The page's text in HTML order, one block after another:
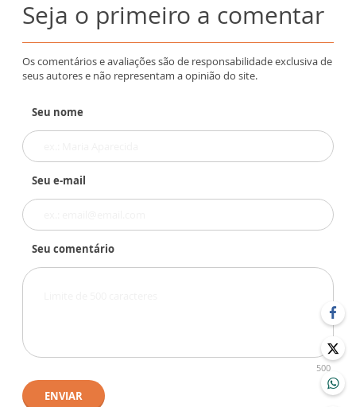
Seja o primeiro a comentar
Os comentários e avaliações são de responsabilidade exclusiva de
seus autores e não representam a opinião do site.
Seu nome
Seu e-mail
Seu comentário
500
ENVIAR